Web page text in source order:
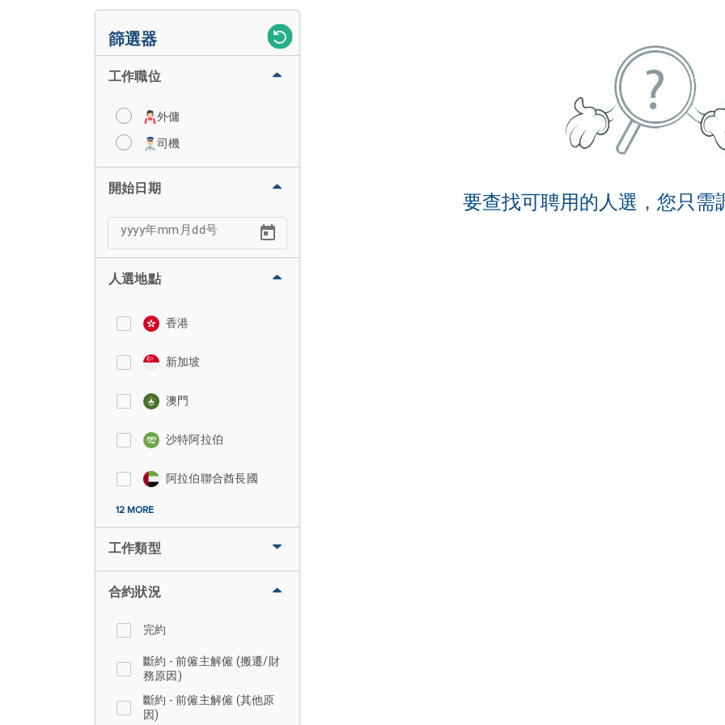
篩選器
工作職位
外傭
司機
開始日期
人選地點
香港
新加坡
澳門
沙特阿拉伯
阿拉伯聯合酋長國
12 MORE
工作類型
合約狀況
完約
斷約 - 前僱主解僱 (搬遷/財
務原因)
斷約 - 前僱主解僱 (其他原
因)
要查找可聘用的人選，您只需